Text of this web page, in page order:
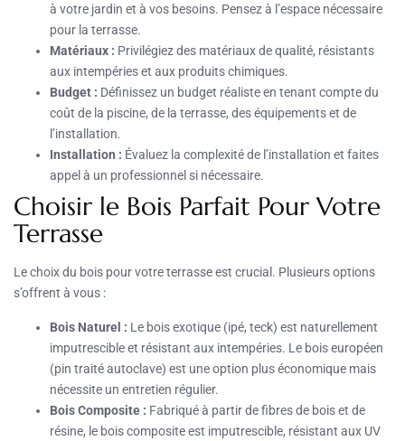
à votre jardin et à vos besoins. Pensez à l’espace nécessaire
pour la terrasse.
Matériaux : Privilégiez des matériaux de qualité, résistants
aux intempéries et aux produits chimiques.
Budget : Définissez un budget réaliste en tenant compte du
coût de la piscine, de la terrasse, des équipements et de
l’installation.
Installation : Évaluez la complexité de l’installation et faites
appel à un professionnel si nécessaire.
Choisir le Bois Parfait Pour Votre
Terrasse
Le choix du bois pour votre terrasse est crucial. Plusieurs options
s’offrent à vous :
Bois Naturel : Le bois exotique (ipé, teck) est naturellement
imputrescible et résistant aux intempéries. Le bois européen
(pin traité autoclave) est une option plus économique mais
nécessite un entretien régulier.
Bois Composite : Fabriqué à partir de fibres de bois et de
résine, le bois composite est imputrescible, résistant aux UV